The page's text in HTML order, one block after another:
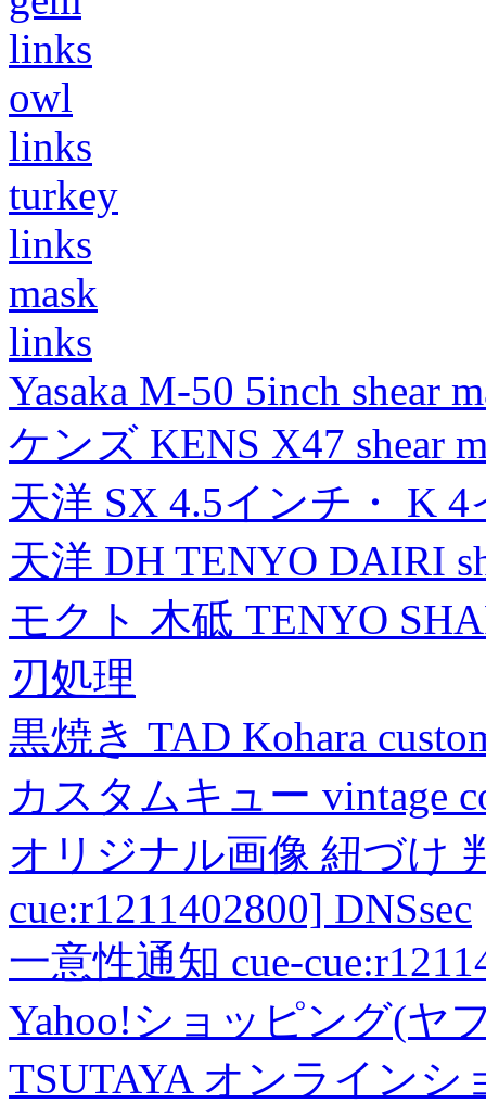
links
owl
links
turkey
links
mask
links
Yasaka M-50 5inch shear
ケンズ KENS X47 shear
天洋 SX 4.5インチ・ K
天洋 DH TENYO DAIRI
モクト 木砥 TENYO
刃処理
黒焼き TAD Kohara
カスタムキュー vintage
オリジナル画像 紐づけ
cue:r1211402800] DNSsec
一意性通知 cue-
Yahoo!ショッピング(ヤ
TSUTAYA オンラインシ